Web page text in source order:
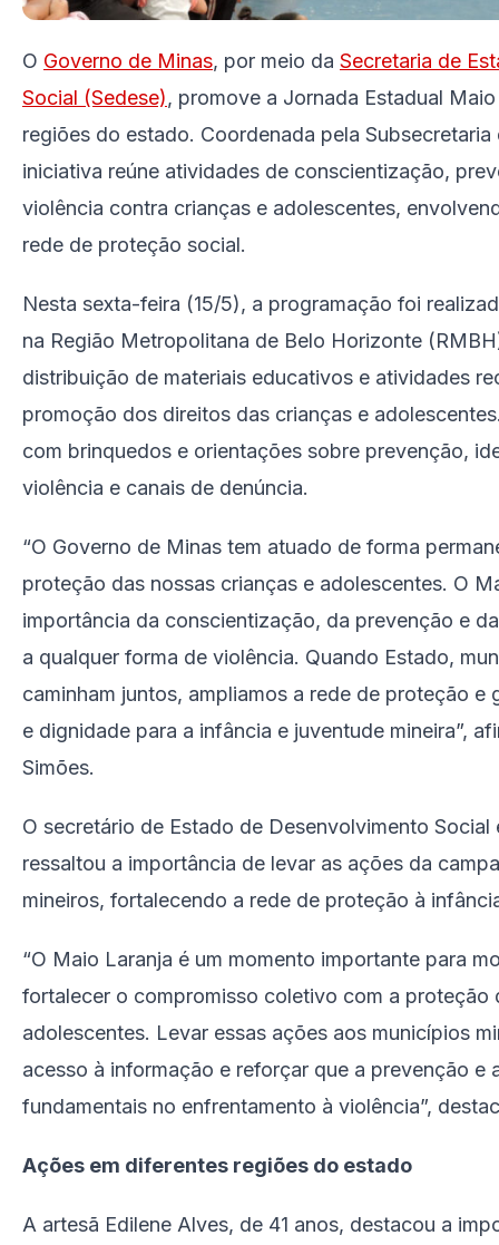
O Governo de Minas, por meio da Secretaria de
Social (Sedese), promove a Jornada Estadual
regiões do estado. Coordenada pela
iniciativa reúne atividades de conscientização,
violência contra crianças e adolescentes,
rede de proteção social.
Nesta sexta-feira (15/5), a programação foi
na Região Metropolitana de Belo Horizonte
distribuição de materiais educativos e atividades
promoção dos direitos das crianças e
com brinquedos e orientações sobre prevenção,
violência e canais de denúncia.
“O Governo de Minas tem atuado de forma
proteção das nossas crianças e adolescentes. O
importância da conscientização, da prevenção e
a qualquer forma de violência. Quando Estado,
caminham juntos, ampliamos a rede de proteção e
e dignidade para a infância e juventude mineira”,
Simões.
O secretário de Estado de Desenvolvimento
ressaltou a importância de levar as ações da
mineiros, fortalecendo a rede de proteção à
“O Maio Laranja é um momento importante para
fortalecer o compromisso coletivo com a proteção
adolescentes. Levar essas ações aos municípios
acesso à informação e reforçar que a prevenção e
fundamentais no enfrentamento à violência”,
Ações em diferentes regiões do estado
A artesã Edilene Alves, de 41 anos, destacou a